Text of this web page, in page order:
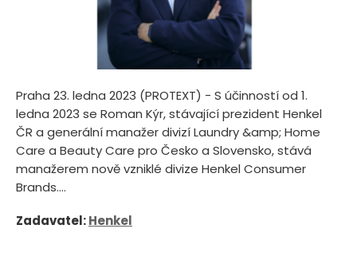
Praha 23. ledna 2023 (PROTEXT) - S účinností od 1.
ledna 2023 se Roman Kýr, stávající prezident Henkel
ČR a generální manažer divizí Laundry &amp; Home
Care a Beauty Care pro Česko a Slovensko, stává
manažerem nově vzniklé divize Henkel Consumer
Brands....
Zadavatel:Henkel